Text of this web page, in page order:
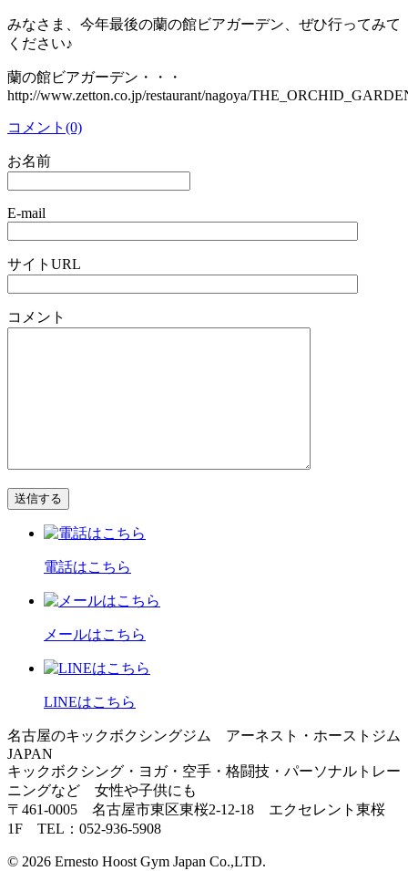
みなさま、今年最後の蘭の館ビアガーデン、ぜひ行ってみて
ください♪
蘭の館ビアガーデン・・・
http://www.zetton.co.jp/restaurant/nagoya/
コメント(0)
お名前
E-mail
サイトURL
コメント
電話はこちら
メールはこちら
LINEはこちら
名古屋のキックボクシングジム アーネスト・ホーストジム
JAPAN
キックボクシング・ヨガ・空手・格闘技・パーソナルトレー
ニングなど 女性や子供にも
〒461-0005 名古屋市東区東桜2-12-18 エクセレント東桜
1F TEL：052-936-5908
© 2026 Ernesto Hoost Gym Japan Co.,LTD.